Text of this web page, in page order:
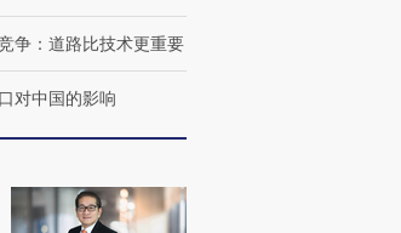
争：道路比技术更重要
对中国的影响